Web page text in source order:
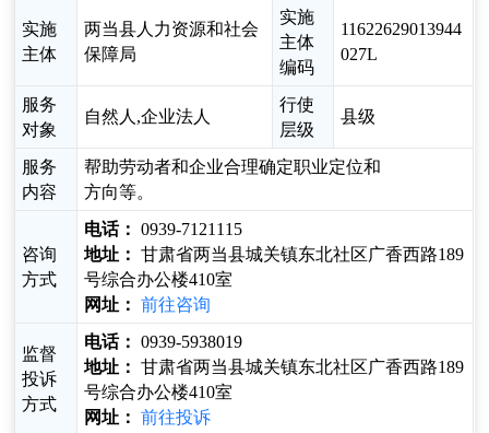
实施
主体
两当县人力资源和社会
保障局
实施
主体
编码
11622629013944
027L
服务
对象
自然人,企业法人
行使
层级
县级
服务
内容
帮助劳动者和企业合理确定职业定位和
方向等。
咨询
方式
电话： 0939-7121115
地址： 甘肃省两当县城关镇东北社区广香西路189
号综合办公楼410室
网址：
前往咨询
监督
投诉
方式
电话： 0939-5938019
地址： 甘肃省两当县城关镇东北社区广香西路189
号综合办公楼410室
网址：
前往投诉